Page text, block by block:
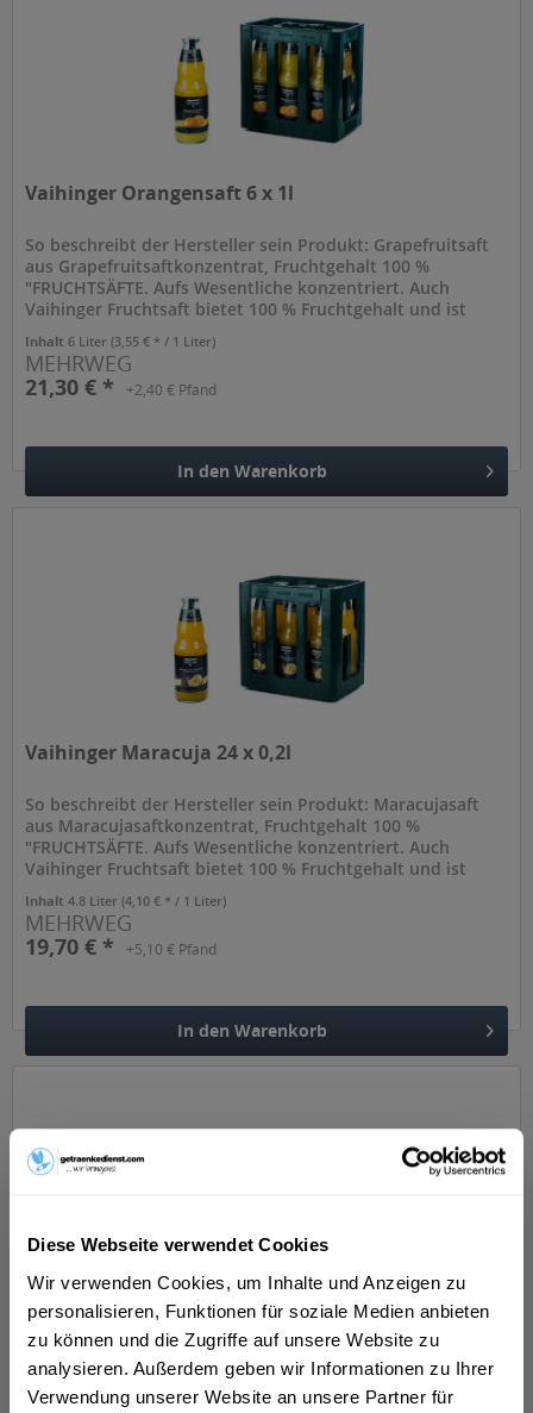
Diese Webseite verwendet Cookies
Wir verwenden Cookies, um Inhalte und Anzeigen zu
personalisieren, Funktionen für soziale Medien anbieten
zu können und die Zugriffe auf unsere Website zu
analysieren. Außerdem geben wir Informationen zu Ihrer
Verwendung unserer Website an unsere Partner für
Vaihinger Orangensaft 6 x 1l
So beschreibt der Hersteller sein Produkt: Grapefruitsaft
aus Grapefruitsaftkonzentrat, Fruchtgehalt 100 %
"FRUCHTSÄFTE. Aufs Wesentliche konzentriert. Auch
Vaihinger Fruchtsaft bietet 100 % Fruchtgehalt und ist
Inhalt6 Liter(3,55 € * / 1 Liter)
MEHRWEG
21,30 € *
+2,40 € Pfand
In den Warenkorb
Vaihinger Maracuja 24 x 0,2l
So beschreibt der Hersteller sein Produkt: Maracujasaft
aus Maracujasaftkonzentrat, Fruchtgehalt 100 %
"FRUCHTSÄFTE. Aufs Wesentliche konzentriert. Auch
Vaihinger Fruchtsaft bietet 100 % Fruchtgehalt und ist
Inhalt4.8 Liter(4,10 € * / 1 Liter)
MEHRWEG
19,70 € *
+5,10 € Pfand
In den Warenkorb
Vaihinger Maracuja 6 x 1l
So beschreibt der Hersteller sein Produkt: Maracujasaft
aus Maracujasaftkonzentrat, Fruchtgehalt 100 %
"FRUCHTSÄFTE. Aufs Wesentliche konzentriert. Auch